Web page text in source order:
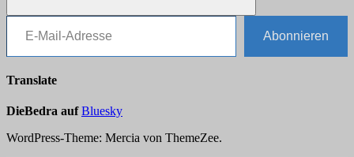
Suchen
E-Mail-Adresse
Abonnieren
Translate
DieBedra auf Bluesky
WordPress-Theme: Mercia von ThemeZee.